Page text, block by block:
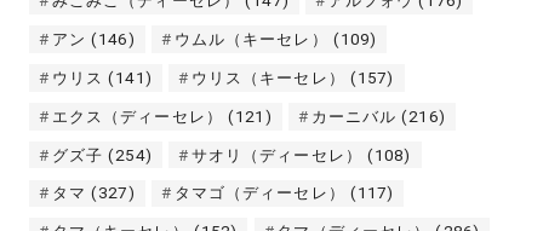
アン (146) ウムル（キーセレ） (109)
ウリス (141) ウリス（キーセレ） (157)
エクス（ディーセレ） (121) カーニバル (216)
グズ子 (254) サオリ（ディーセレ） (108)
タマ (327) タマゴ（ディーセレ） (117)